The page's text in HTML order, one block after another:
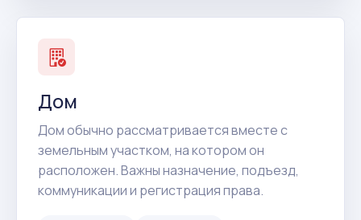
Дом
Дом обычно рассматривается вместе с
земельным участком, на котором он
расположен. Важны назначение, подъезд,
коммуникации и регистрация права.